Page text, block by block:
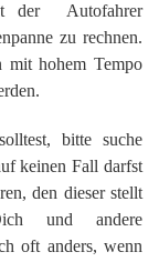
der Autofahrer
zu rechnen.
mit hohem Tempo
bitte suche
keinen Fall darfst
den dieser stellt
und andere
oft anders, wenn